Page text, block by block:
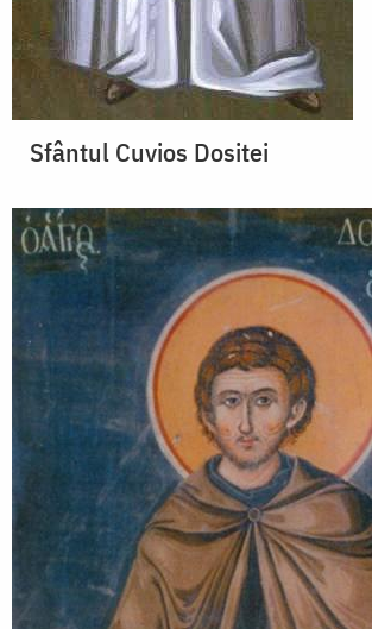
Sfântul Cuvios Dositei